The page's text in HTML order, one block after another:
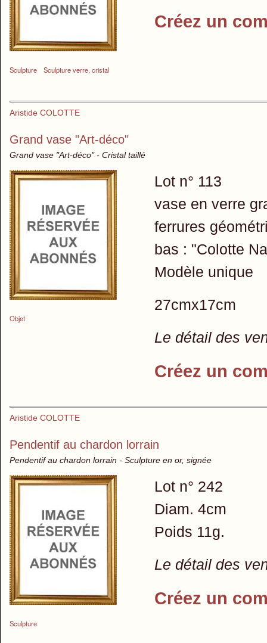
Sculpture Sculpture verre, cristal
Créez un
Aristide COLOTTE
Grand vase "Art-déco"
Grand vase "Art-déco" - Cristal taillé
Objet
Lot n° 113
vase en verre
ferrures
bas : "Colotte
Modèle unique
27cmx17cm
Le détail des
Créez un
Aristide COLOTTE
Pendentif au chardon lorrain
Pendentif au chardon lorrain - Sculpture en or, signée
Sculpture
Lot n° 242
Diam. 4cm
Poids 11g.
Le détail des
Créez un